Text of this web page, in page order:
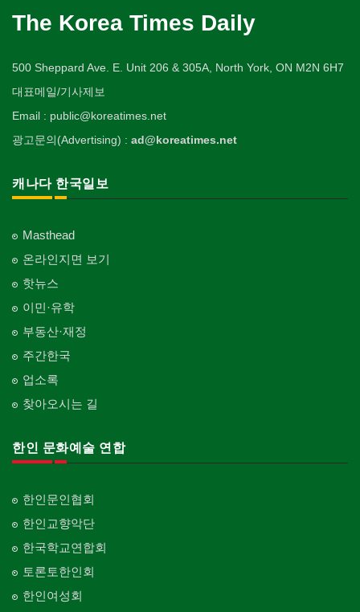
The Korea Times Daily
500 Sheppard Ave. E. Unit 206 & 305A, North York, ON M2N 6H7
대표메일/기사제보
Email : public@koreatimes.net
광고문의(Advertising) : ad@koreatimes.net
캐나다 한국일보
Masthead
온라인지면 보기
핫뉴스
이민·유학
부동산·재정
주간한국
업소록
찾아오시는 길
한인 문화예술 연합
한인문인협회
한인교향악단
한국학교연합회
토론토한인회
한인여성회